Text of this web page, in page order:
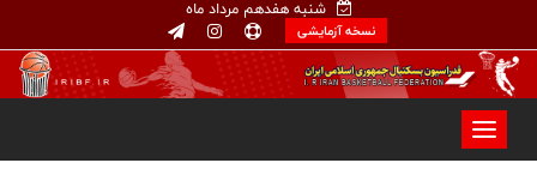
شنبه هفدهم مرداد ماه
نسخه آزمایشی